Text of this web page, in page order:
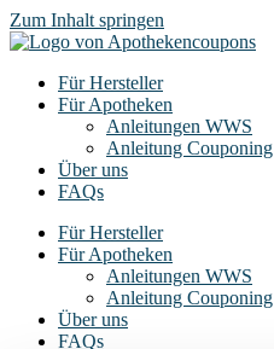
Zum Inhalt springen
Für Hersteller
Für Apotheken
Anleitungen WWS
Anleitung Couponing
Über uns
FAQs
Für Hersteller
Für Apotheken
Anleitungen WWS
Anleitung Couponing
Über uns
FAQs